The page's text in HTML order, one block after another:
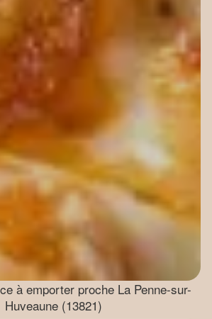
à emporter proche La Penne-sur-
Huveaune (13821)